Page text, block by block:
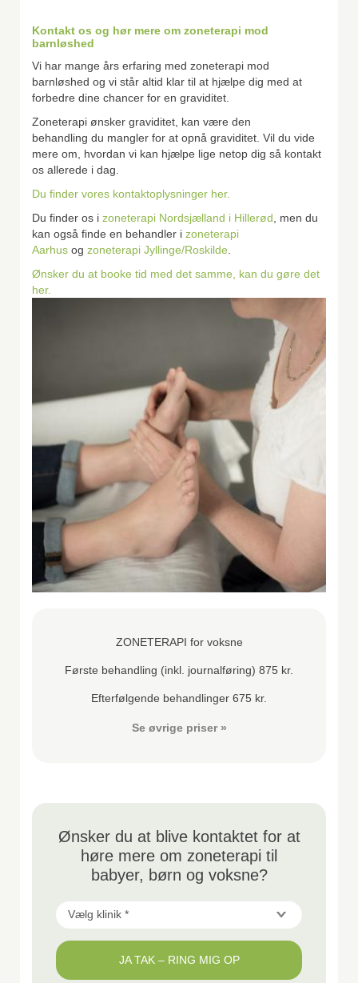
Kontakt os og hør mere om zoneterapi mod
barnløshed
Vi har mange års erfaring med zoneterapi mod
barnløshed og vi står altid klar til at hjælpe dig med at
forbedre dine chancer for en graviditet.
Zoneterapi ønsker graviditet, kan være den
behandling du mangler for at opnå graviditet. Vil du vide
mere om, hvordan vi kan hjælpe lige netop dig så kontakt
os allerede i dag.
Du finder vores kontaktoplysninger her.
Du finder os i zoneterapi Nordsjælland i Hillerød , men du
kan også finde en behandler i zoneterapi
Aarhus og zoneterapi Jyllinge/Roskilde
Ønsker du at booke tid med det samme, kan du gøre det
her.
ZONETERAPI for voksne
Første behandling (inkl. journalføring) 875 kr.
Efterfølgende behandlinger 675 kr.
Se øvrige priser »
Ønsker du at blive kontaktet for at
høre mere om zoneterapi til
babyer, børn og voksne?
klinik
*
JA TAK – RING MIG OP